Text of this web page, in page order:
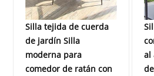
Silla tejida de cuerda
de jardín Silla
moderna para
comedor de ratán con
al